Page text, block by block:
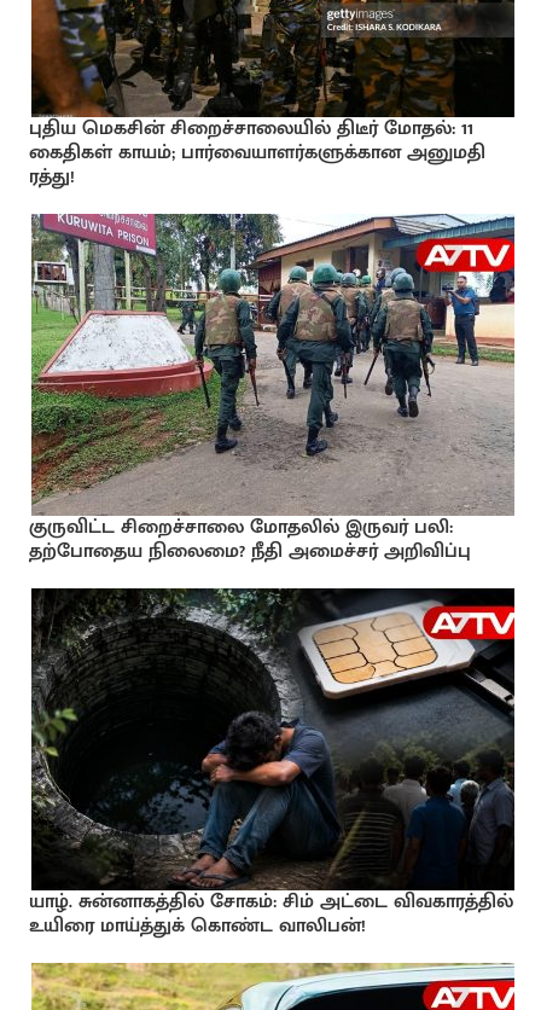
புதிய மெகசின் சிறைச்சாலையில் திடீர் மோதல்: 11
கைதிகள் காயம்; பார்வையாளர்களுக்கான அனுமதி
ரத்து!
குருவிட்ட சிறைச்சாலை மோதலில் இருவர் பலி:
தற்போதைய நிலைமை? நீதி அமைச்சர் அறிவிப்பு
யாழ். சுன்னாகத்தில் சோகம்: சிம் அட்டை விவகாரத்தில்
உயிரை மாய்த்துக் கொண்ட வாலிபன்!